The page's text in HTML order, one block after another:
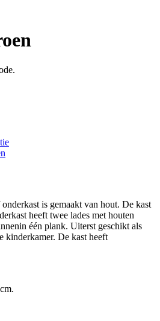
is gemaakt van hout. De kast
heeft twee lades met houten
één plank. Uiterst geschikt als
kinderkamer. De kast heeft